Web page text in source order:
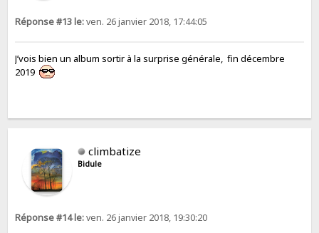
Réponse #13 le:ven. 26 janvier 2018, 17:44:05
J’vois bien un album sortir à la surprise générale, fin décembre
2019
climbatize
Bidule
Réponse #14 le:ven. 26 janvier 2018, 19:30:20